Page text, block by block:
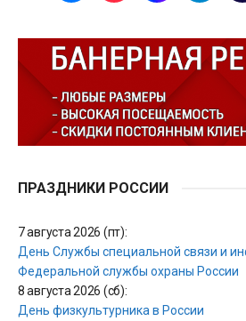
ПРАЗДНИКИ РОССИИ
7 августа 2026 (пт):
День Службы специальной связи и
Федеральной службы охраны России
8 августа 2026 (сб):
День физкультурника в России